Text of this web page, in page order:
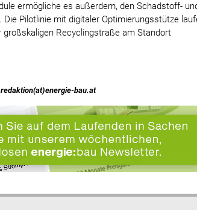
ermögliche es außerdem, den Schadstoff-
Pilotlinie mit digitaler Optimierungsstütze
Recyclingstraße am Standort
bau.at